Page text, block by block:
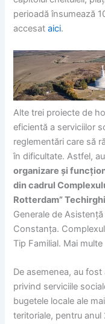
perioadă însumează
accesataici.
Alte trei proiecte de
eficientă a serviciilor
reglementări care să
în dificultate. Astfel,
organizare și
din cadrul
Rotterdam”
Generale de
Constanța.
Tip Familial. Mai
De asemenea, au
privind serviciile
bugetele locale ale
teritoriale, pentru